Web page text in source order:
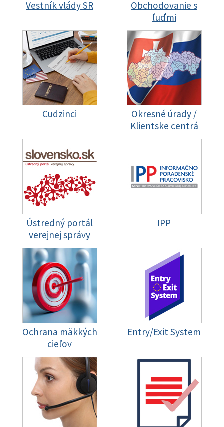
Vestník vlády SR
Obchodovanie s
ľuďmi
Cudzinci
Okresné úrady /
Klientske centrá
Ústredný portál
verejnej správy
IPP
Ochrana mäkkých
cieľov
Entry/Exit System